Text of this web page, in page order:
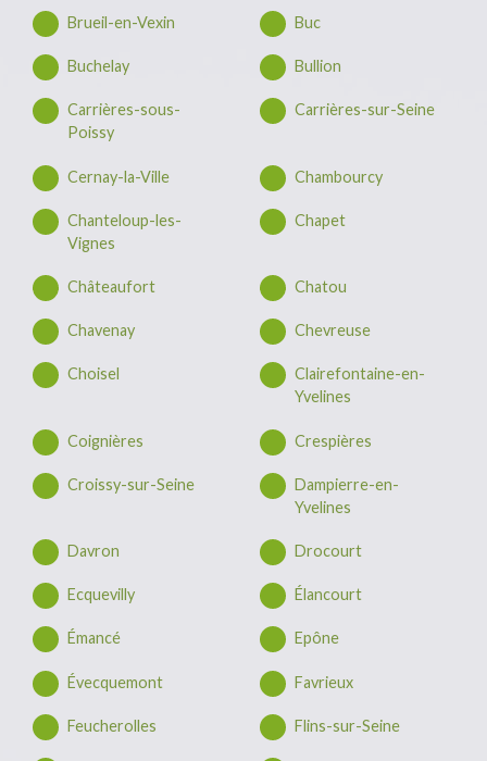
Brueil-en-Vexin Buc
Buchelay Bullion
Carrières-sous-
Poissy
Carrières-sur-Seine
Cernay-la-Ville Chambourcy
Chanteloup-les-
Vignes
Chapet
Châteaufort Chatou
Chavenay Chevreuse
Choisel
Clairefontaine-en-
Yvelines
Coignières Crespières
Croissy-sur-Seine
Dampierre-en-
Yvelines
Davron Drocourt
Ecquevilly Élancourt
Émancé Epône
Évecquemont Favrieux
Feucherolles Flins-sur-Seine